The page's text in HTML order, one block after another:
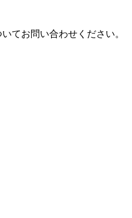
てお問い合わせください。